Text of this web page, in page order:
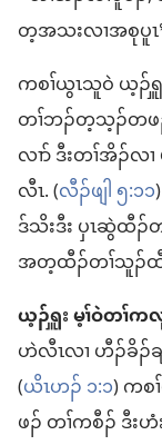
တ့အသးလၢအစုပူ
ကစၢ်ယွၤသူဝဲ ယ့ၣ်
တၢ်ဘၣ်တ့သ့ၣ်တဖ
လၢာ် ဒီးတၢ်အိၣ်
လီၤ. (လီၣ်ဖျါ ၅:၁၁
ဒ်သိးဒီး ပှၤဆွဲထီၣ်
အတ့ထီၣ်တၢ်သူၣ်ထီ
ယ့ၣ်ၡူး မ့ၢ်ဝဲတၢ်က
ဟဲလီၤလၢ ဟီၣ်ခိၣ်ခ
(ယိၤဟၣ်​ ၁:၁) ကစ
ဖၣ်​ တၢ်ကစီၣ်​ ဒီး